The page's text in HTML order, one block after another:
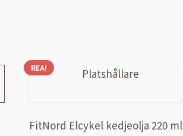
REA!
FitNord Elcykel kedjeolja 220 ml